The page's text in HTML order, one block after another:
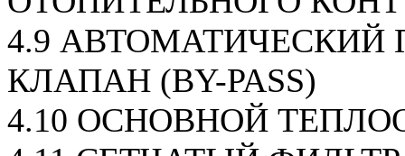
4.9 АВТОМАТИЧЕСКИЙ
КЛАПАН (BY-PASS)
4.10 ОСНОВНОЙ